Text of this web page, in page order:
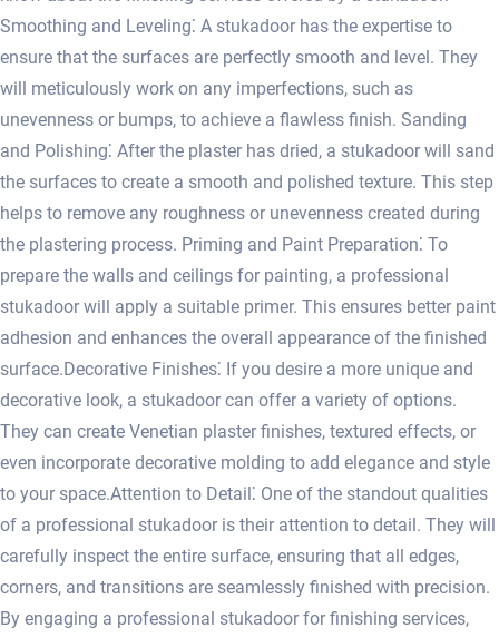
Smoothing and Leveling⁚ A stukadoor has the expertise to
ensure that the surfaces are perfectly smooth and level. They
will meticulously work on any imperfections, such as
unevenness or bumps, to achieve a flawless finish. Sanding
and Polishing⁚ After the plaster has dried, a stukadoor will sand
the surfaces to create a smooth and polished texture.​ This step
helps to remove any roughness or unevenness created during
the plastering process. Priming and Paint Preparation⁚ To
prepare the walls and ceilings for painting, a professional
stukadoor will apply a suitable primer.​ This ensures better paint
adhesion and enhances the overall appearance of the finished
surface.​ Decorative Finishes⁚ If you desire a more unique and
decorative look, a stukadoor can offer a variety of options.
They can create Venetian plaster finishes, textured effects, or
even incorporate decorative molding to add elegance and style
to your space.​ Attention to Detail⁚ One of the standout qualities
of a professional stukadoor is their attention to detail.​ They will
carefully inspect the entire surface, ensuring that all edges,
corners, and transitions are seamlessly finished with precision.​
By engaging a professional stukadoor for finishing services,